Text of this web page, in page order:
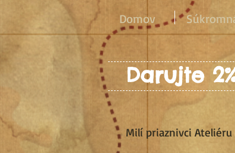
Domov
Darujte
Milí priaznivci Ateliéru